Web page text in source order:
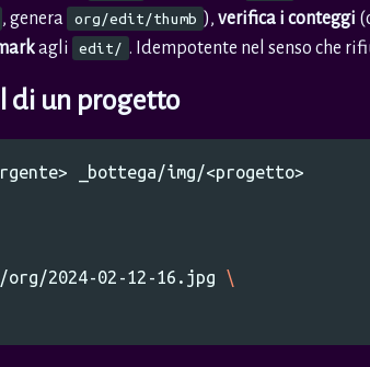
, genera org/edit/thumb ), verifica i conteggi
agli edit/ . Idempotente nel senso che
un progetto
org/2024-02-12-16.jpg
\